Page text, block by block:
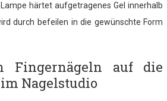
Lampe härtet aufgetragenes Gel innerhalb
durch befeilen in die gewünschte Form
Fingernägeln auf die
Nagelstudio